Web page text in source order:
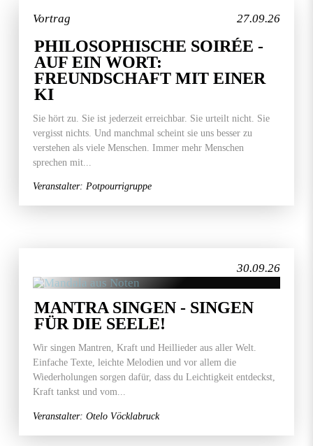
27.09.26
Vortrag
PHILOSOPHISCHE SOIRÉE -
AUF EIN WORT:
FREUNDSCHAFT MIT EINER
KI
Sie hört zu. Sie ist jederzeit erreichbar. Sie urteilt nicht. Sie
vergisst nichts. Und manchmal scheint sie uns besser zu
verstehen als viele Menschen. Immer mehr Menschen
sprechen mit...
Veranstalter: Potpourrigruppe
30.09.26
MANTRA SINGEN - SINGEN
FÜR DIE SEELE!
Wir singen Mantren, Kraft und Heillieder aus aller Welt.
Einfache Texte, leichte Melodien und vor allem die
Wiederholungen sorgen dafür, dass du Leichtigkeit entdeckst,
Kraft tankst und vom...
Veranstalter: Otelo Vöcklabruck